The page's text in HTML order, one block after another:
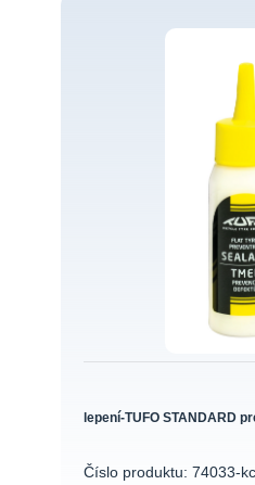
lepení-TUFO STANDARD
Číslo produktu: 74033-